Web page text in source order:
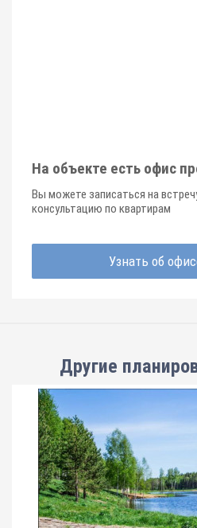
На объекте есть офис
Вы можете записаться на
консультацию по квартирам
Узнать об
Другие